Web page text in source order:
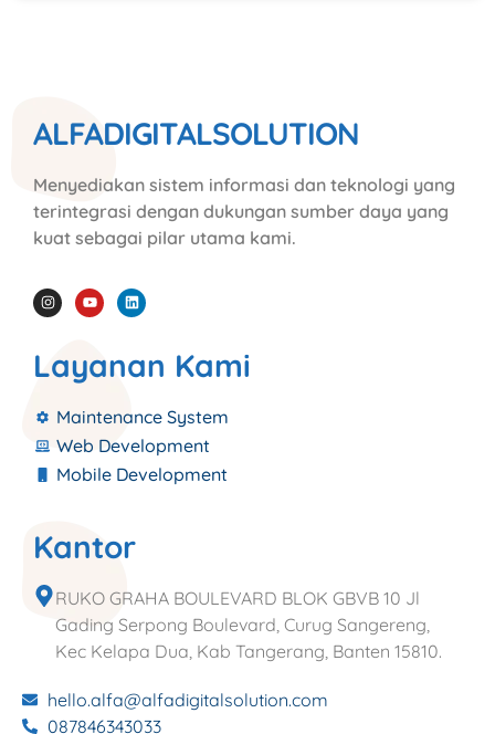
ALFADIGITALSOLUTION
Menyediakan sistem informasi dan teknologi yang
terintegrasi dengan dukungan sumber daya yang
kuat sebagai pilar utama kami.
Layanan Kami
Maintenance System
Web Development
Mobile Development
Kantor
RUKO GRAHA BOULEVARD BLOK GBVB 10 Jl
Gading Serpong Boulevard, Curug Sangereng,
Kec Kelapa Dua, Kab Tangerang, Banten 15810.
hello.alfa@alfadigitalsolution.com
087846343033